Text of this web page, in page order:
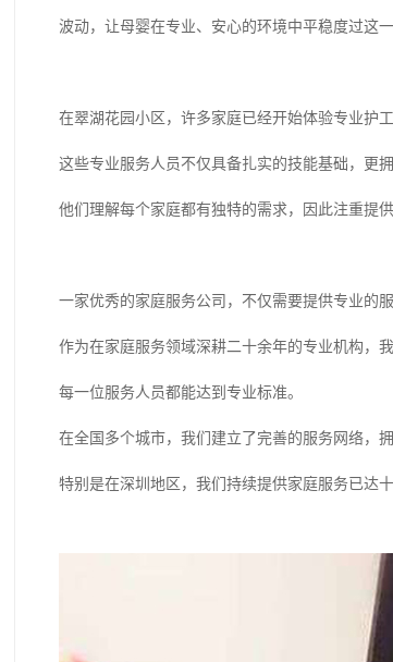
波动，让母婴在专业、安心的环境中平稳度过这一
在翠湖花园小区，许多家庭已经开始体验专业护
这些专业服务人员不仅具备扎实的技能基础，更
他们理解每个家庭都有独特的需求，因此注重提
一家优秀的家庭服务公司，不仅需要提供专业的
作为在家庭服务领域深耕二十余年的专业机构，
每一位服务人员都能达到专业标准。
在全国多个城市，我们建立了完善的服务网络，
特别是在深圳地区，我们持续提供家庭服务已达